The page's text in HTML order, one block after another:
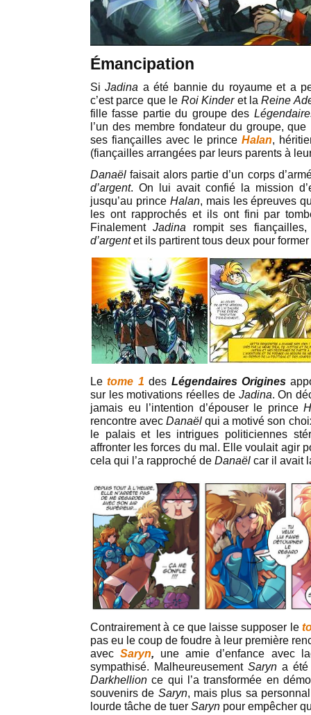
Émancipation
SiJadina a été bannie du royaume et a
c’est parce que le Roi Kinder et laReine
fille fasse partie du groupe des
l’un des membre fondateur du groupe,
ses fiançailles avec le prince Halan,
(fiançailles arrangées par leurs parents à
Danaël faisait alors partie d’un corps
d’argent. On lui avait confié la mission
jusqu’au prince Halan, mais les épreuves
les ont rapprochés et ils ont fini par
Finalement Jadina rompit ses
d’argentet ils partirent tous deux pour
Letome 1 des Légendaires Origines
sur les motivations réelles de Jadina. On
jamais eu l’intention d’épouser le prince
rencontre avecDanaël qui a motivé son
le palais et les intrigues politiciennes
affronter les forces du mal. Elle voulait agir
cela qui l’a rapproché de Danaël car il avait
Contrairement à ce que laisse supposer le
pas eu le coup de foudre à leur première
avecSaryn, une amie d’enfance avec
sympathisé. Malheureusement Saryna été
Darkhellion ce qui l’a transformée en
souvenirs de Saryn, mais plus sa
lourde tâche de tuer Saryn pour empêcher